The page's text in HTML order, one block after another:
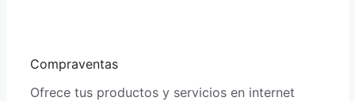
Compraventas
Ofrece tus productos y servicios en internet